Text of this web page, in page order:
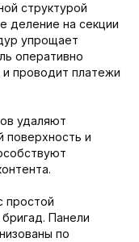
структурой
деление на секции
упрощает
оперативно
проводит платежи
удаляют
поверхность и
простой
Панели
по